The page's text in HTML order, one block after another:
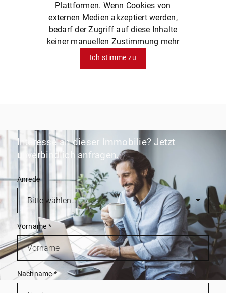
Plattformen. Wenn Cookies von
externen Medien akzeptiert werden,
bedarf der Zugriff auf diese Inhalte
keiner manuellen Zustimmung mehr
Ich stimme zu
Interesse an dieser Immobilie? Jetzt
unverbindlich anfragen.
Anrede
Vorname *
Nachname*